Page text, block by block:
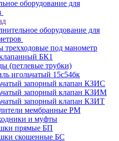
оборудование для
оборудование для
трехходовые под манометр
БК1
(петлевые трубки)
игольчатый 15с54бк
запорный клапан КЗИС
запорный клапан КЗИМ
запорный клапан КЗИТ
мембранные РМ
и муфты
прямые БП
скошенные БС